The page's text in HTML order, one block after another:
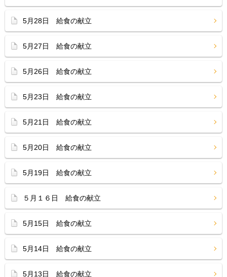
5月28日 給食の献立
5月27日 給食の献立
5月26日 給食の献立
5月23日 給食の献立
5月21日 給食の献立
5月20日 給食の献立
5月19日 給食の献立
５月１６日 給食の献立
5月15日 給食の献立
5月14日 給食の献立
5月13日 給食の献立